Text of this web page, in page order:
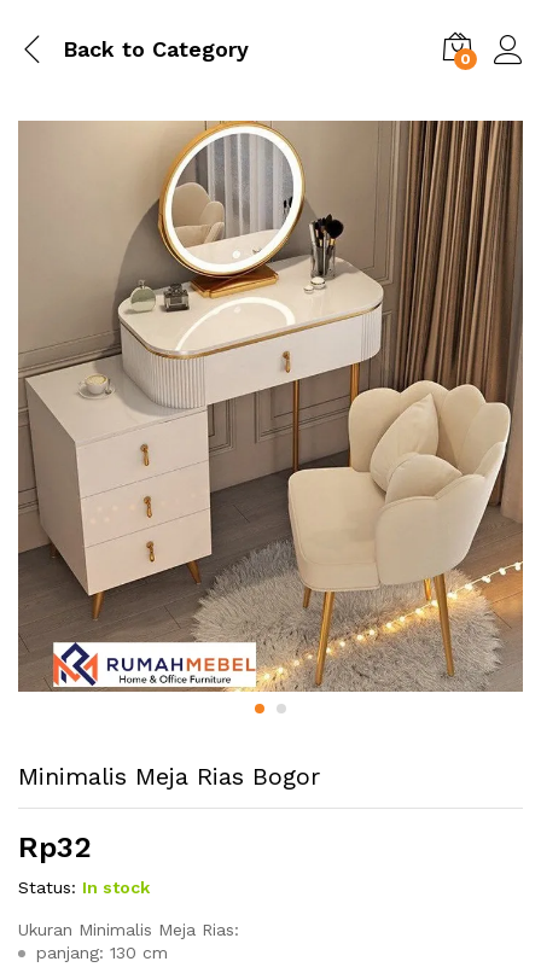
Back to Category 0
Minimalis Meja Rias Bogor
Rp32
Status: In stock
Ukuran Minimalis Meja Rias:
panjang: 130 cm